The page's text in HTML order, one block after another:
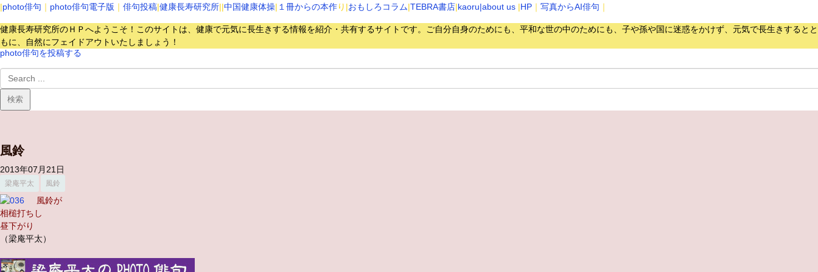
|photo俳句 ｜ photo俳句電子版 ｜ 俳句投稿|健康長寿研究所||中国健康体操| １冊からの本作り|おもしろコラム|TEBRA書店|kaoru|about us |HP ｜ 写真からAI俳句 ｜
健康長寿研究所のＨＰへようこそ！このサイトは、健康で元気に長生きする情報を紹介・共有するサイトです。 ご自分自身のためにも、平和な世の中のためにも、子や孫や国に迷惑をかけず、元気で長生きするとと
もに、自然にフェイドアウトいたしましょう！
photo俳句を投稿する
風鈴
2013年07月21日
梁庵平太 風鈴
風鈴が
相槌打ちし
昼下がり
（梁庵平太）